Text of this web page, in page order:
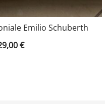
Emilio Schuberth
€